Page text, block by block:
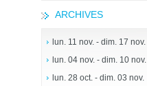
ARCHIVES
lun. 11 nov. - dim. 17 nov.
lun. 04 nov. - dim. 10 nov.
lun. 28 oct. - dim. 03 nov.